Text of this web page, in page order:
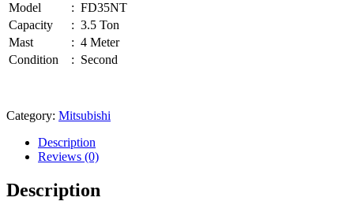
Model
: FD35NT
Capacity
: 3.5 Ton
Mast
: 4 Meter
Condition
: Second
Category: Mitsubishi
Description
Reviews (0)
Description